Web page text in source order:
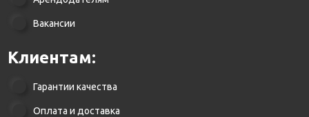
Вакансии
Клиентам:
Гарантии качества
Оплата и доставка